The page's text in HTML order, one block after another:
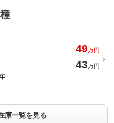
49万円
43万円
庫一覧を見る